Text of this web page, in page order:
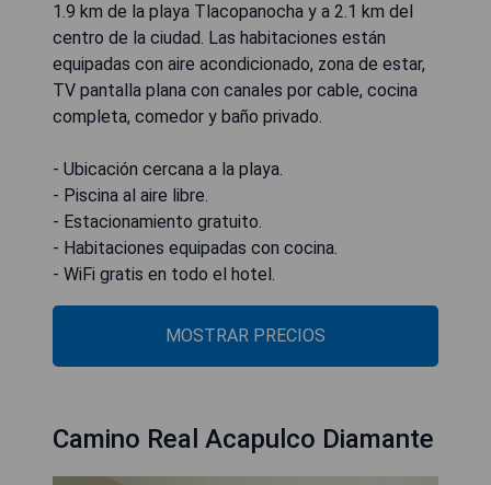
1.9 km de la playa Tlacopanocha y a 2.1 km del
centro de la ciudad. Las habitaciones están
equipadas con aire acondicionado, zona de estar,
TV pantalla plana con canales por cable, cocina
completa, comedor y baño privado.
- Ubicación cercana a la playa.
- Piscina al aire libre.
- Estacionamiento gratuito.
- Habitaciones equipadas con cocina.
- WiFi gratis en todo el hotel.
MOSTRAR PRECIOS
Camino Real Acapulco Diamante